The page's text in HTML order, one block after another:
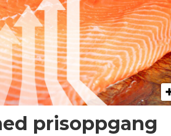
prisoppgang